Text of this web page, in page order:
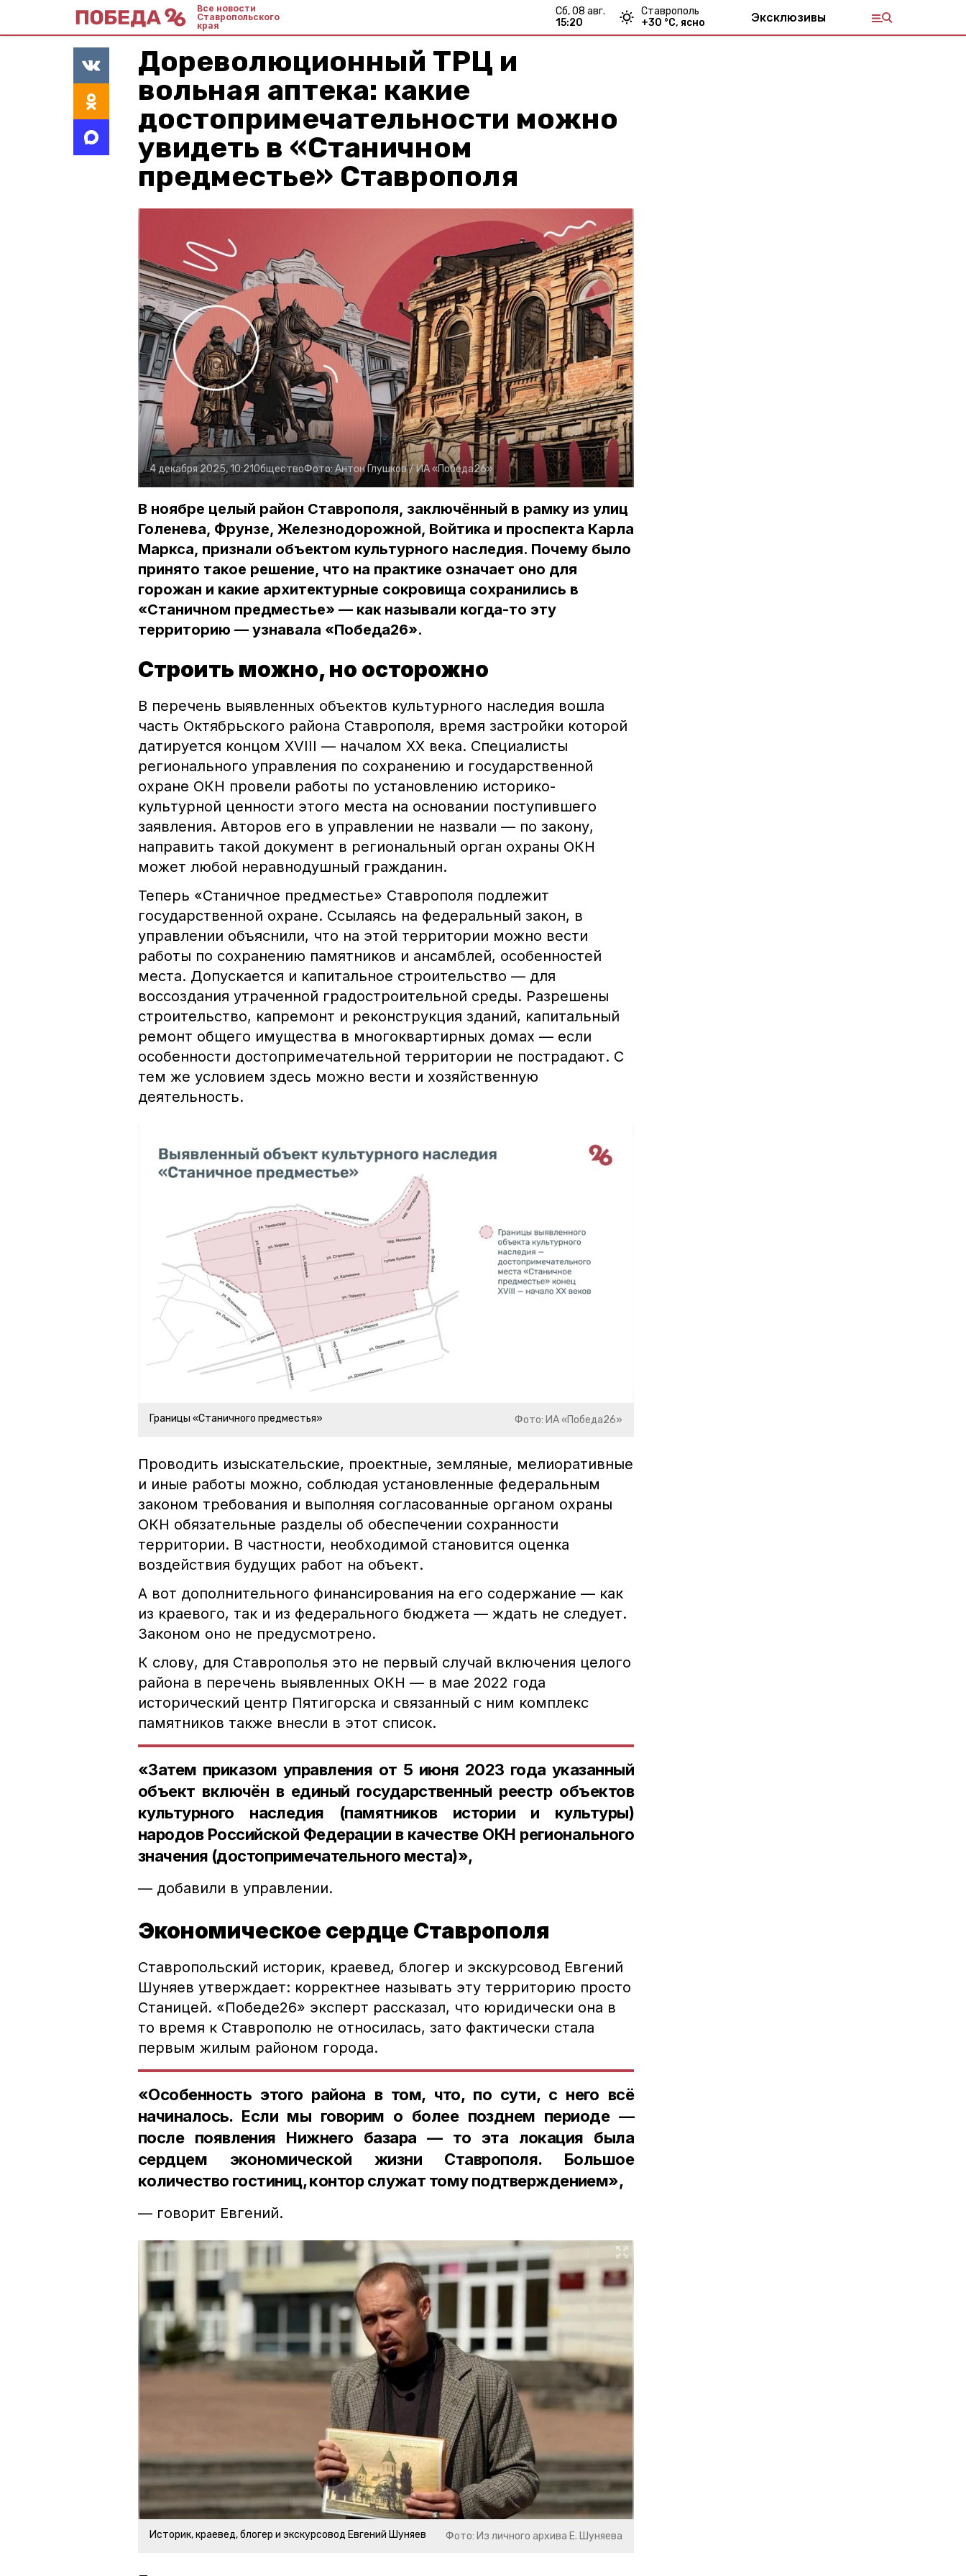
Все новости
Ставропольского
края
сб, 08 авг.
15:20
Ставрополь
+30 °С, ясно Эксклюзивы
Дореволюционный ТРЦ и
вольная аптека: какие
достопримечательности можно
увидеть в «Станичном
предместье» Ставрополя
4 декабря 2025, 10:21ОбществоФото: Антон Глушков / ИА «Победа26»
В ноябре целый район Ставрополя, заключённый в рамку из улиц
Голенева, Фрунзе, Железнодорожной, Войтика и проспекта Карла
Маркса, признали объектом культурного наследия. Почему было
принято такое решение, что на практике означает оно для
горожан и какие архитектурные сокровища сохранились в
«Станичном предместье» — как называли когда-то эту
территорию — узнавала «Победа26».
Строить можно, но осторожно
В перечень выявленных объектов культурного наследия вошла
часть Октябрьского района Ставрополя, время застройки которой
датируется концом XVIII — началом ХХ века. Специалисты
регионального управления по сохранению и государственной
охране ОКН провели работы по установлению историко-
культурной ценности этого места на основании поступившего
заявления. Авторов его в управлении не назвали — по закону,
направить такой документ в региональный орган охраны ОКН
может любой неравнодушный гражданин.
Теперь «Станичное предместье» Ставрополя подлежит
государственной охране. Ссылаясь на федеральный закон, в
управлении объяснили, что на этой территории можно вести
работы по сохранению памятников и ансамблей, особенностей
места. Допускается и капитальное строительство — для
воссоздания утраченной градостроительной среды. Разрешены
строительство, капремонт и реконструкция зданий, капитальный
ремонт общего имущества в многоквартирных домах — если
особенности достопримечательной территории не пострадают. С
тем же условием здесь можно вести и хозяйственную
деятельность.
Границы «Станичного предместья» Фото: ИА «Победа26»
Проводить изыскательские, проектные, земляные, мелиоративные
и иные работы можно, соблюдая установленные федеральным
законом требования и выполняя согласованные органом охраны
ОКН обязательные разделы об обеспечении сохранности
территории. В частности, необходимой становится оценка
воздействия будущих работ на объект.
А вот дополнительного финансирования на его содержание — как
из краевого, так и из федерального бюджета — ждать не следует.
Законом оно не предусмотрено.
К слову, для Ставрополья это не первый случай включения целого
района в перечень выявленных ОКН — в мае 2022 года
исторический центр Пятигорска и связанный с ним комплекс
памятников также внесли в этот список.
«Затем приказом управления от 5 июня 2023 года указанный
объект включён в единый государственный реестр объектов
культурного наследия (памятников истории и культуры)
народов Российской Федерации в качестве ОКН регионального
значения (достопримечательного места)»,
— добавили в управлении.
Экономическое сердце Ставрополя
Ставропольский историк, краевед, блогер и экскурсовод Евгений
Шуняев утверждает: корректнее называть эту территорию просто
Станицей. «Победе26» эксперт рассказал, что юридически она в
то время к Ставрополю не относилась, зато фактически стала
первым жилым районом города.
«Особенность этого района в том, что, по сути, с него всё
начиналось. Если мы говорим о более позднем периоде —
после появления Нижнего базара — то эта локация была
сердцем экономической жизни Ставрополя. Большое
количество гостиниц, контор служат тому подтверждением»,
— говорит Евгений.
Историк, краевед, блогер и экскурсовод Евгений Шуняев Фото: Из личного архива Е. Шуняева